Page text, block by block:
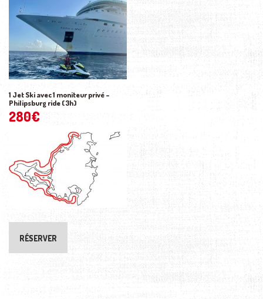
1 Jet Ski avec 1 moniteur privé –
Philipsburg ride (3h)
280€
RÉSERVER